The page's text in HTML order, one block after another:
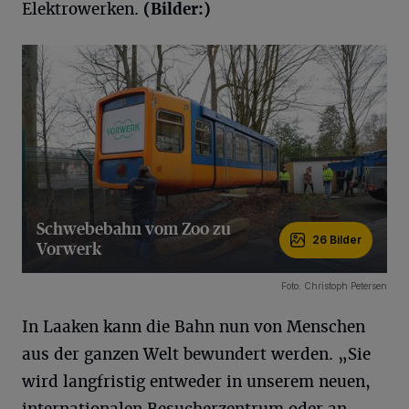
Elektrowerken. (Bilder:)
Schwebebahn vom Zoo zu
Vorwerk
26 Bilder
Foto: Christoph Petersen
In Laaken kann die Bahn nun von Menschen
aus der ganzen Welt bewundert werden. „Sie
wird langfristig entweder in unserem neuen,